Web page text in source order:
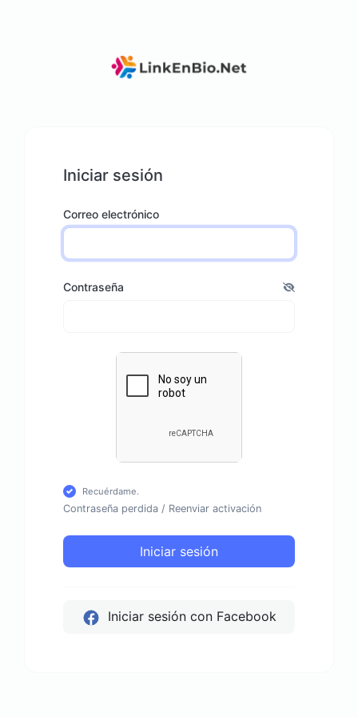
Iniciar sesión
Correo electrónico
Contraseña
Recuérdame.
Contraseña perdida / Reenviar activación
Iniciar sesión
Iniciar sesión con Facebook